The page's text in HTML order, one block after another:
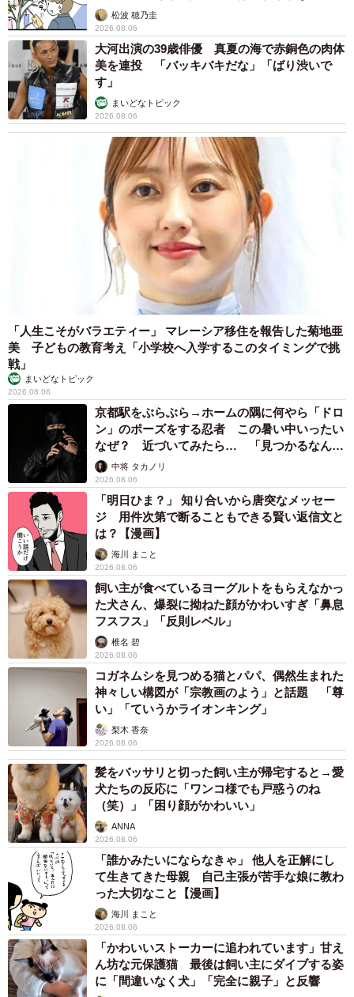
松波 穂乃圭
2026.08.06
大河出演の39歳俳優 真夏の海で赤銅色の肉体
美を連投 「バッキバキだな」「ばり渋いで
す」
まいどなトピック
2026.08.06
「人生こそがバラエティー」 マレーシア移住を報告した菊地亜
美 子どもの教育考え「小学校へ入学するこのタイミングで挑
戦」
まいどなトピック
2026.08.06
京都駅をぶらぶら→ホームの隅に何やら「ドロ
ン」のポーズをする忍者 この暑い中いったい
なぜ？ 近づいてみたら… 「見つかるなんて
未熟」中将 タカノリ
2026.08.06
「明日ひま？」 知り合いから唐突なメッセー
ジ 用件次第で断ることもできる賢い返信文と
は？【漫画】
海川 まこと
2026.08.06
飼い主が食べているヨーグルトをもらえなかっ
た犬さん、爆裂に拗ねた顔がかわいすぎ「鼻息
フスフス」「反則レベル」
椎名 碧
2026.08.06
コガネムシを見つめる猫とパパ、偶然生まれた
神々しい構図が「宗教画のよう」と話題 「尊
い」「ていうかライオンキング」
梨木 香奈
2026.08.06
髪をバッサリと切った飼い主が帰宅すると→愛
犬たちの反応に「ワンコ様でも戸惑うのね
（笑）」「困り顔がかわいい」
ANNA
2026.08.06
「誰かみたいにならなきゃ」 他人を正解にし
て生きてきた母親 自己主張が苦手な娘に教わ
った大切なこと【漫画】
海川 まこと
2026.08.06
「かわいいストーカーに追われています」甘え
ん坊な元保護猫 最後は飼い主にダイブする姿
に「間違いなく犬」「完全に親子」と反響